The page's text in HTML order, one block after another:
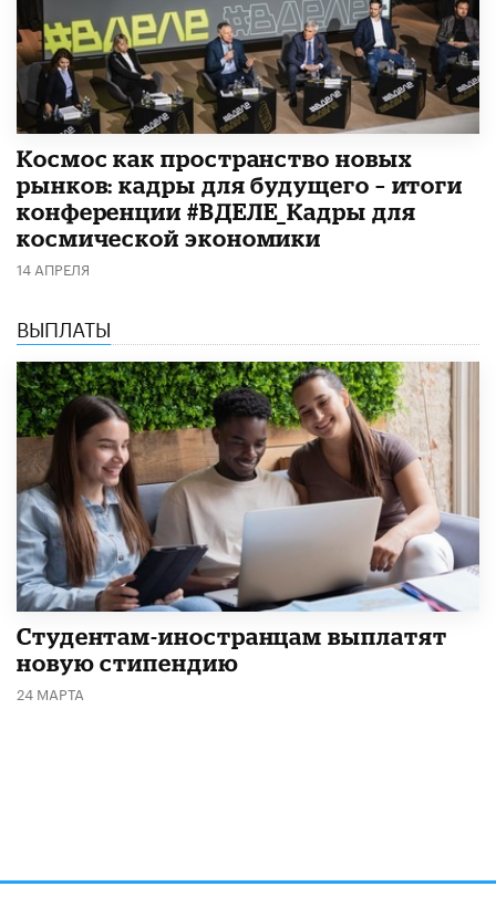
Космос как пространство новых
рынков: кадры для будущего – итоги
конференции #ВДЕЛЕ_Кадры для
космической экономики
14 АПРЕЛЯ
ВЫПЛАТЫ
Студентам-иностранцам выплатят
новую стипендию
24 МАРТА